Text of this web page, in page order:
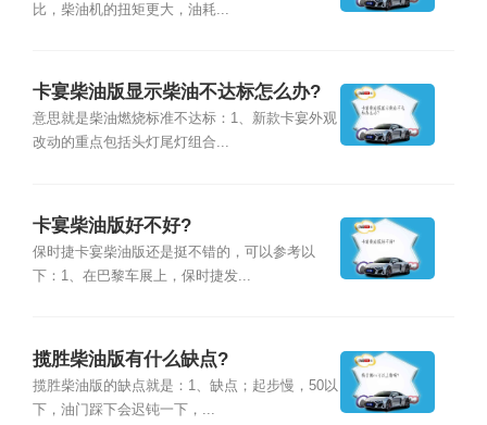
比，柴油机的扭矩更大，油耗...
卡宴柴油版显示柴油不达标怎么办?
意思就是柴油燃烧标准不达标：1、新款卡宴外观
改动的重点包括头灯尾灯组合...
卡宴柴油版好不好?
保时捷卡宴柴油版还是挺不错的，可以参考以
下：1、在巴黎车展上，保时捷发...
揽胜柴油版有什么缺点?
揽胜柴油版的缺点就是：1、缺点；起步慢，50以
下，油门踩下会迟钝一下，...